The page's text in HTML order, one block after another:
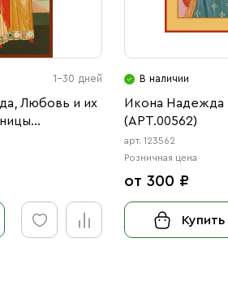
1-30 дней
Любовь и их
В наличии
Икона Надежда
(АРТ.00562)
арт. 123562
Розничная цена
от 300 ₽
Купить